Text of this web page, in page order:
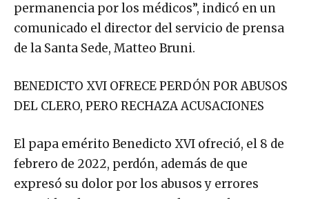
permanencia por los médicos”, indicó en un
comunicado el director del servicio de prensa
de la Santa Sede, Matteo Bruni.
BENEDICTO XVI OFRECE PERDÓN POR ABUSOS
DEL CLERO, PERO RECHAZA ACUSACIONES
El papa emérito Benedicto XVI ofreció, el 8 de
febrero de 2022, perdón, además de que
expresó su dolor por los abusos y errores